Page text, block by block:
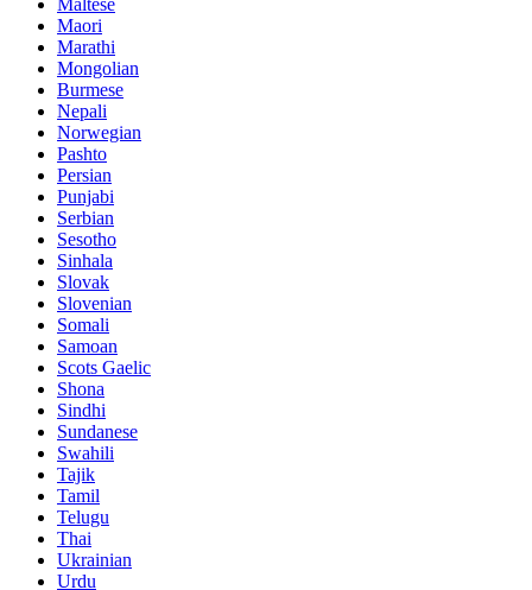
Maltese
Maori
Marathi
Mongolian
Burmese
Nepali
Norwegian
Pashto
Persian
Punjabi
Serbian
Sesotho
Sinhala
Slovak
Slovenian
Somali
Samoan
Scots Gaelic
Shona
Sindhi
Sundanese
Swahili
Tajik
Tamil
Telugu
Thai
Ukrainian
Urdu